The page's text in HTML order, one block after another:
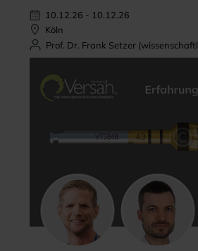
10.12.26 - 10.12.26
Köln
Prof. Dr. Frank Setzer